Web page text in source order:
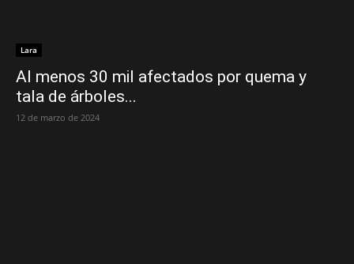
Lara
Al menos 30 mil afectados por quema y
tala de árboles...
12 de marzo de 2024